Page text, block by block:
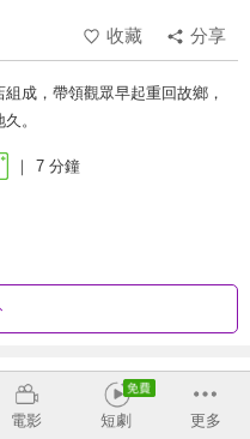
收藏
分享
成，帶領觀眾早起重回故鄉，
。
7 分鐘
第5季
電影 短劇 更多